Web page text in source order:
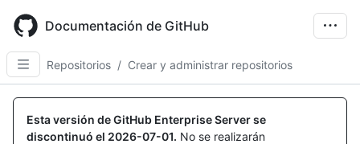
main
content
Documentación de GitHub
Repositorios / Crear y administrar repositorios
Esta versión de GitHub Enterprise Server se
discontinuó el 2026-07-01. No se realizarán